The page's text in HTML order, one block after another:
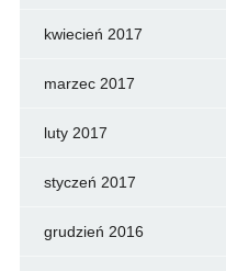
kwiecień 2017
marzec 2017
luty 2017
styczeń 2017
grudzień 2016